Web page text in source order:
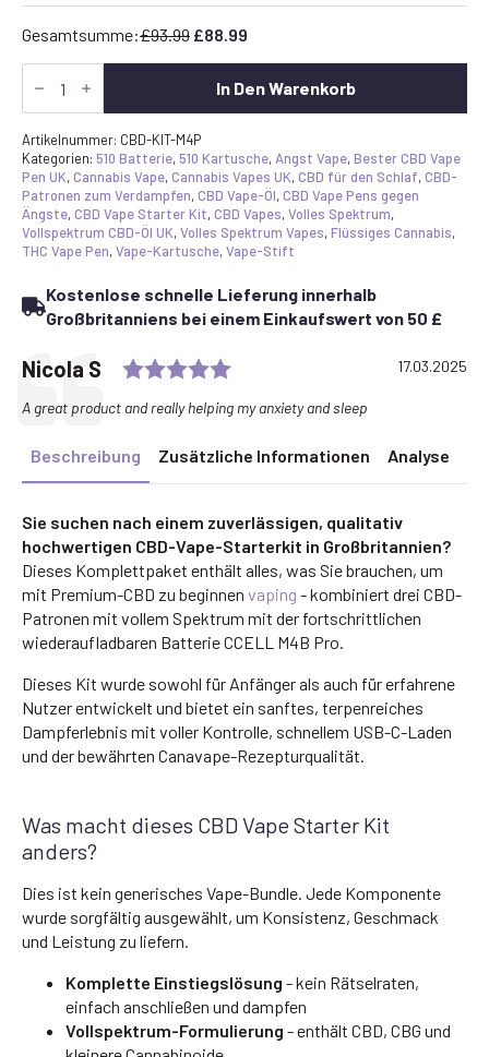
Gesamtsumme:£93.99 £88.99
CBD
Vape
UK
-
3x
Vollspektrum-
Patronen
&
CCELL
M4B
Akku
Menge
In Den Warenkorb
Artikelnummer: CBD-KIT-M4P
Kategorien: 510 Batterie,510 Kartusche, Angst Vape,Bester CBD Vape
Pen UK,Cannabis Vape,Cannabis Vapes UK,CBD für den Schlaf,CBD-
Patronen zum Verdampfen,CBD Vape-Öl,CBD Vape Pens gegen
Ängste,CBD Vape Starter Kit,CBD Vapes,Volles Spektrum,
Vollspektrum CBD-Öl UK,Volles Spektrum Vapes,Flüssiges Cannabis,
THC Vape Pen,Vape-Kartusche,Vape-Stift
Kostenlose schnelle Lieferung innerhalb
Großbritanniens bei einem Einkaufswert von 50 £
Testimonial
Author:
Nicola S Rating: 5.0 out of 5 stars
Date:
17.03.2025
Text:
A great product and really helping my anxiety and sleep
Beschreibung Zusätzliche Informationen Analyse
Sie suchen nach einem zuverlässigen, qualitativ
hochwertigen CBD-Vape-Starterkit in Großbritannien?
Dieses Komplettpaket enthält alles, was Sie brauchen, um
mit Premium-CBD zu beginnen vaping - kombiniert drei CBD-
Patronen mit vollem Spektrum mit der fortschrittlichen
wiederaufladbaren Batterie CCELL M4B Pro.
Dieses Kit wurde sowohl für Anfänger als auch für erfahrene
Nutzer entwickelt und bietet ein sanftes, terpenreiches
Dampferlebnis mit voller Kontrolle, schnellem USB-C-Laden
und der bewährten Canavape-Rezepturqualität.
Was macht dieses CBD Vape Starter Kit
anders?
Dies ist kein generisches Vape-Bundle. Jede Komponente
wurde sorgfältig ausgewählt, um Konsistenz, Geschmack
und Leistung zu liefern.
Komplette Einstiegslösung - kein Rätselraten,
einfach anschließen und dampfen
Vollspektrum-Formulierung - enthält CBD, CBG und